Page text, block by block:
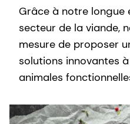
Grâce à notre longue
secteur de la viande,
mesure de proposer
solutions innovantes
animales